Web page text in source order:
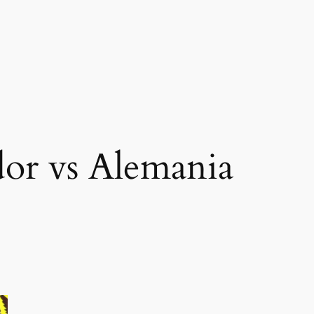
vs Alemania